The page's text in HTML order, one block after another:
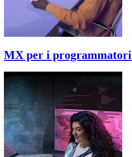
MX per i programmatori